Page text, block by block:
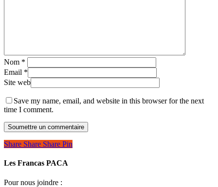
Nom *
Email *
Site web
Save my name, email, and website in this browser for the next
time I comment.
Share
Share Share Share Pin
Les Francas PACA
Pour nous joindre :